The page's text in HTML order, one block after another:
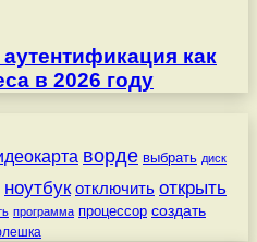
как
в 2026 году
ворде выбрать диск
ноутбук отключить открыть
программа процессор создать